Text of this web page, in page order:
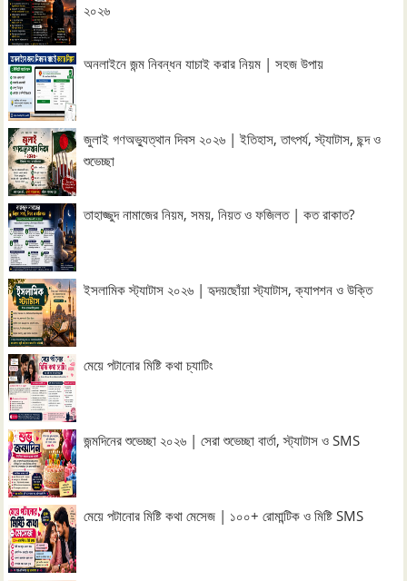
২০২৬
অনলাইনে জন্ম নিবন্ধন যাচাই করার নিয়ম | সহজ উপায়
জুলাই গণঅভ্যুত্থান দিবস ২০২৬ | ইতিহাস, তাৎপর্য, স্ট্যাটাস, ছন্দ ও
শুভেচ্ছা
তাহাজ্জুদ নামাজের নিয়ম, সময়, নিয়ত ও ফজিলত | কত রাকাত?
ইসলামিক স্ট্যাটাস ২০২৬ | হৃদয়ছোঁয়া স্ট্যাটাস, ক্যাপশন ও উক্তি
মেয়ে পটানোর মিষ্টি কথা চ্যাটিং
জন্মদিনের শুভেচ্ছা ২০২৬ | সেরা শুভেচ্ছা বার্তা, স্ট্যাটাস ও SMS
মেয়ে পটানোর মিষ্টি কথা মেসেজ | ১০০+ রোমান্টিক ও মিষ্টি SMS